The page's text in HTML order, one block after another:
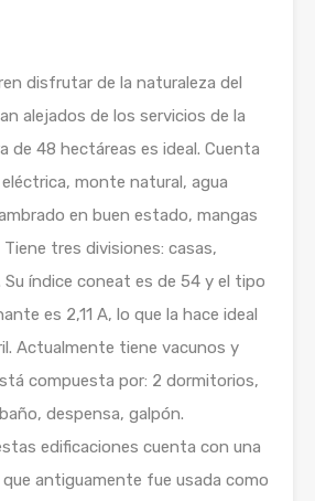
disfrutar de la naturaleza del
alejados de los servicios de la
de 48 hectáreas es ideal. Cuenta
monte natural, agua
en buen estado, mangas
tres divisiones: casas,
índice coneat es de 54 y el tipo
es 2,11 A, lo que la hace ideal
Actualmente tiene vacunos y
compuesta por: 2 dormitorios,
despensa, galpón.
edificaciones cuenta con una
antiguamente fue usada como